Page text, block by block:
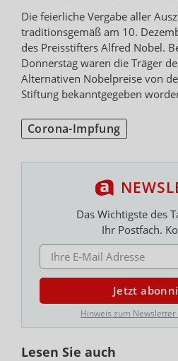
Die feierliche Vergabe aller
traditionsgemäß am 10.
des Preisstifters Alfred Nobel.
Donnerstag waren die Träger
Alternativen Nobelpreise von
Stiftung bekanntgegeben
Corona-Impfung
Das Wichtigste des
Ihr Postfach.
E-MAIL ADRESSE
Jetzt
Hinweis zum
Lesen Sie auch